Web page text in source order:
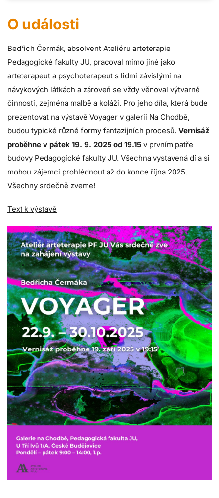
O události
Bedřich Čermák, absolvent Ateliéru arteterapie
Pedagogické fakulty JU, pracoval mimo jiné jako
arteterapeut a psychoterapeut s lidmi závislými na
návykových látkách a zároveň se vždy věnoval výtvarné
činnosti, zejména malbě a koláži. Pro jeho díla, která bude
prezentovat na výstavě Voyager v galerii Na Chodbě,
budou typické různé formy fantazijních procesů. Vernisáž
proběhne v pátek 19. 9. 2025 od 19.15 v prvním patře
budovy Pedagogické fakulty JU. Všechna vystavená díla si
mohou zájemci prohlédnout až do konce října 2025.
Všechny srdečně zveme!
Text k výstavě